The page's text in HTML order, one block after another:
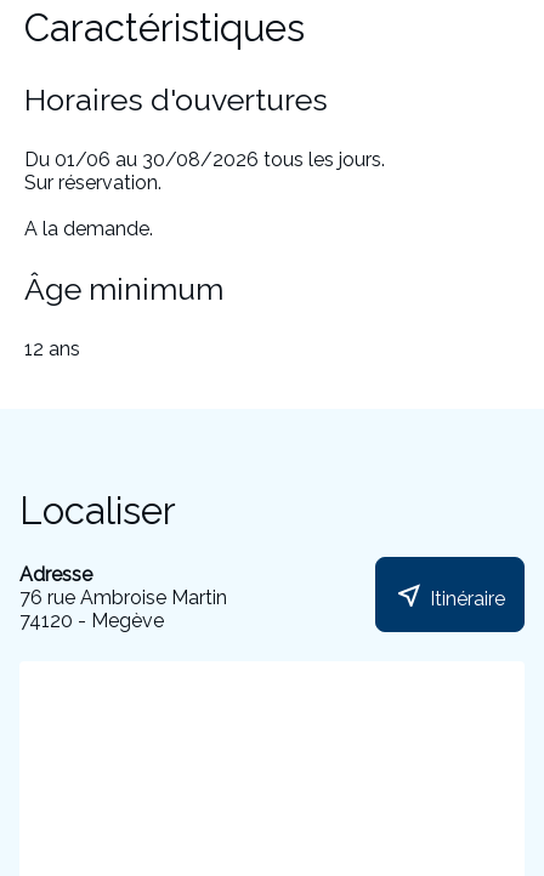
Caractéristiques
Horaires d'ouvertures
Du 01/06 au 30/08/2026 tous les jours.
Sur réservation.
A la demande.
Âge minimum
12 ans
Localiser
Adresse
76 rue Ambroise Martin
74120 - Megève
near_me Itinéraire